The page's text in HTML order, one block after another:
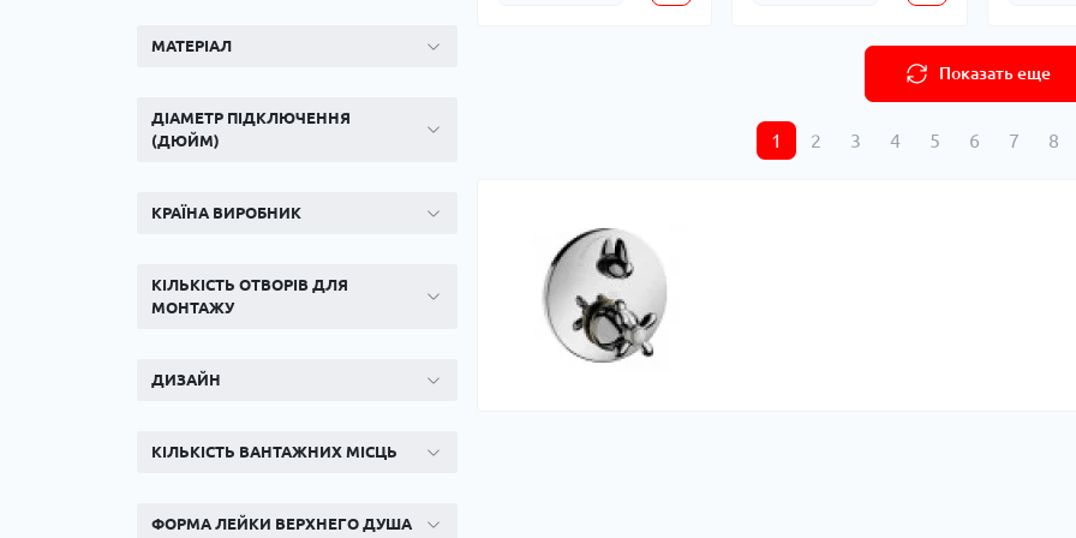
МАТЕРІАЛ
ДІАМЕТР ПІДКЛЮЧЕННЯ
(ДЮЙМ)
КРАЇНА ВИРОБНИК
КІЛЬКІСТЬ ОТВОРІВ ДЛЯ
МОНТАЖУ
ДИЗАЙН
КІЛЬКІСТЬ ВАНТАЖНИХ МІСЦЬ
ФОРМА ЛЕЙКИ ВЕРХНЕГО ДУША
Показать еще
1 2 3 4 5 6 7 8